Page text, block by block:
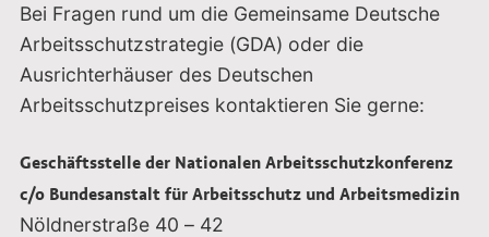
Bei Fragen rund um die Gemeinsame Deutsche
Arbeitsschutzstrategie (GDA) oder die
Ausrichterhäuser des Deutschen
Arbeitsschutzpreises kontaktieren Sie gerne:
Geschäftsstelle der Nationalen Arbeitsschutzkonferenz
c/o Bundesanstalt für Arbeitsschutz und Arbeitsmedizin
Nöldnerstraße 40 – 42